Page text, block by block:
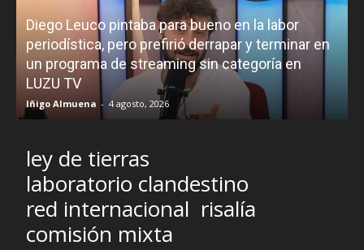
Diego Leuco pintaba para bueno en la labor
periodística, pero prefirió derrapar y terminar en
un programa de streaming sin categoría en
LUZU TV
Iñigo Almuena - 4 agosto, 2026
ley de tierras
laboratorio clandestino
red internacional risalía
comisión mixta